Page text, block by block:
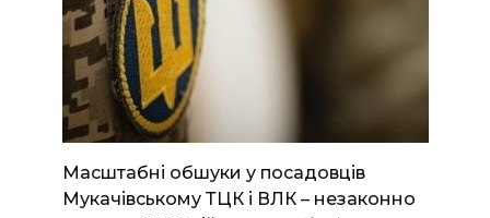
Масштабні обшуки у посадовців
Мукачівському ТЦК і ВЛК – незаконно